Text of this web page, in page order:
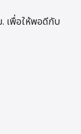
เพื่อให้พอดีกับ